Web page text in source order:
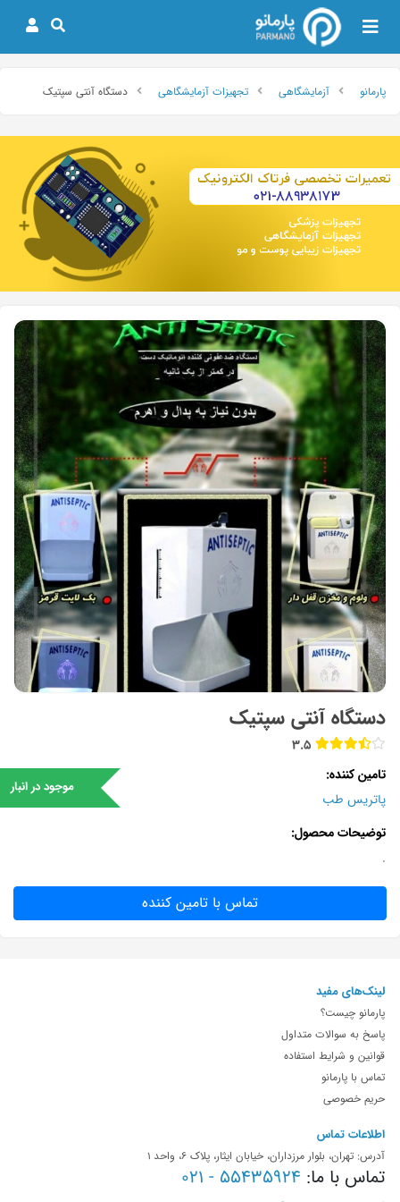
پارمانو آزمایشگاهی تجهیزات آزمایشگاهی دستگاه آنتی سپتیک
دستگاه آنتی سپتیک
3.5
موجود در انبار
تامین کننده
پاتریس طب
توضیحات محصول
.
تماس با تامین کننده
لینک‌های مفید
پارمانو چیست؟
پاسخ به سوالات متداول
قوانین و شرایط استفاده
تماس با پارمانو
حریم خصوصی
اطلاعات تماس
آدرس: تهران، بلوار مرزداران، خیابان ایثار، پلاک 6، واحد 1
تماس با ما: 55435924 - 021